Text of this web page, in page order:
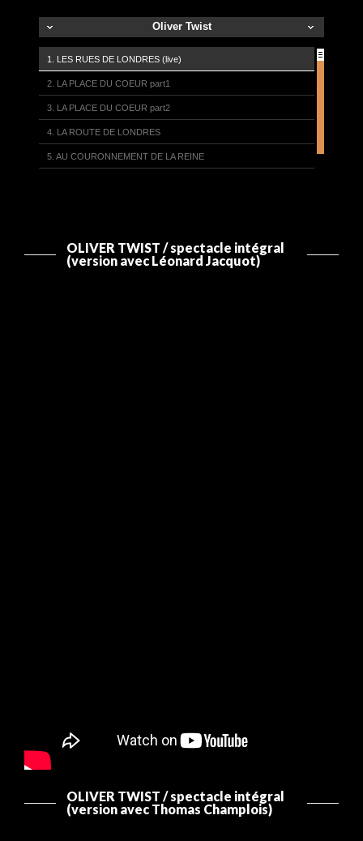
Oliver Twist
1. LES RUES DE LONDRES (live)
2. LA PLACE DU COEUR part1
3. LA PLACE DU COEUR part2
4. LA ROUTE DE LONDRES
5. AU COURONNEMENT DE LA REINE
9. SWAYOLIVER TWIST / spectacle intégral
(version avec Léonard Jacquot)
OLIVER TWIST / spectacle intégral
(version avec Thomas Champlois)